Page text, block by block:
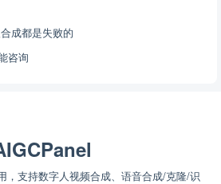
成都是失败的
咨询
，支持数字人视频合成、语音合成/克隆/识